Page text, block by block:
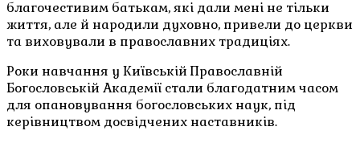
благочестивим батькам, які дали мені не тільки
життя, але й народили духовно, привели до церкви
та виховували в православних традиціях.
Роки навчання у Київській Православній
Богословській Академії стали благодатним часом
для опановування богословських наук, під
керівництвом досвідчених наставників.